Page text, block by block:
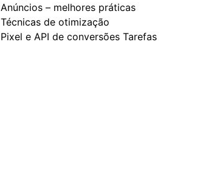
Anúncios – melhores práticas
Técnicas de otimização
Pixel e API de conversões Tarefas